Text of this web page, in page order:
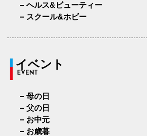
ヘルス&ビューティー
スクール&ホビー
イベント
EVENT
母の日
父の日
お中元
お歳暮